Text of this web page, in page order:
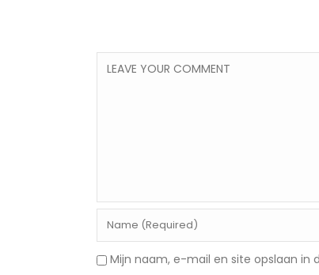
Mijn naam, e-mail en site opslaan in